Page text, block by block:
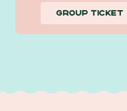
Group ticket